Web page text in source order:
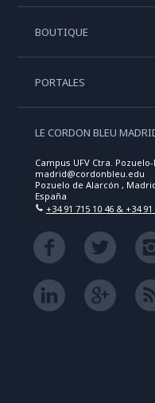
BOUTIQUE
PORTALES
LE CORDON BLEU
Campus UFV Ctra.
madrid@cordonbleu.edu
Pozuelo de Alarcón ,
España
+34 91 715 10 46 & +34 91